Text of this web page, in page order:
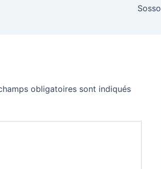
Sosso
obligatoires sont indiqués